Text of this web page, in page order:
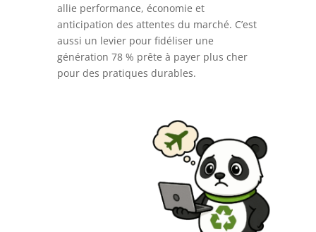
allie performance, économie et
anticipation des attentes du marché. C’est
aussi un levier pour fidéliser une
génération 78 % prête à payer plus cher
pour des pratiques durables.